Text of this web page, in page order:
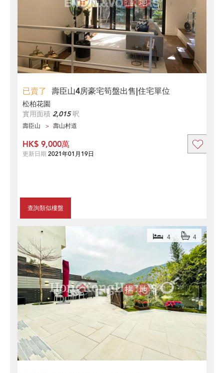
已賣了 壽臣山4房豪宅筍盤出售|住宅單位
松柏花園
實用面積 2,015呎
壽臣山 壽山村道
查詢類似樓盤
HK$ 9,000萬
更新日期 2021年01月19日
4 4